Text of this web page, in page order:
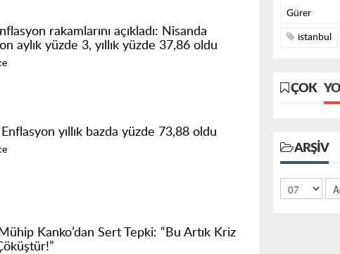
rakamlarını açıkladı: Nisanda
aylık yüzde 3, yıllık yüzde 37,86 oldu
yıllık bazda yüzde 73,88 oldu
Kanko’dan Sert Tepki: “Bu Artık Kriz
Gürer
istanbul
ÇOK
ARŞIV